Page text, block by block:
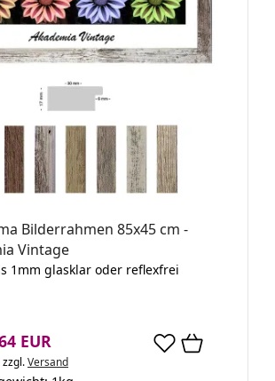
Bilderrahmen 85x45 cm -
Vintage
1mm glasklar oder reflexfrei
EUR
zzgl.Versand